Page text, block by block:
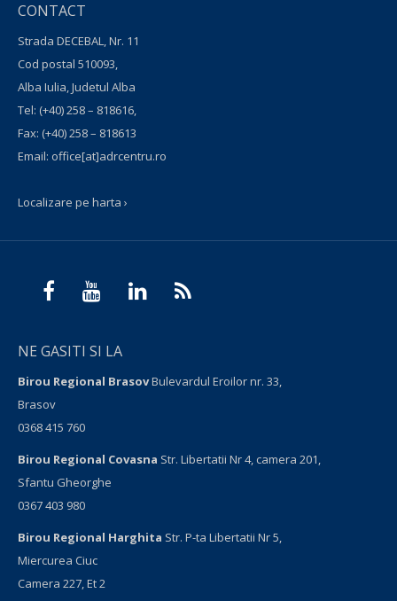
CONTACT
Strada DECEBAL, Nr. 11
Cod postal 510093,
Alba Iulia, Judetul Alba
Tel: (+40) 258 – 818616,
Fax: (+40) 258 – 818613
Email: office[at]adrcentru.ro
Localizare pe harta ›
NE GASITI SI LA
Birou Regional BrasovBulevardul Eroilor nr. 33,
Brasov
0368 415 760
Birou Regional Covasna Str. Libertatii Nr 4, camera 201,
Sfantu Gheorghe
0367 403 980
Birou Regional Harghita Str. P-ta Libertatii Nr 5,
Miercurea Ciuc
Camera 227, Et 2